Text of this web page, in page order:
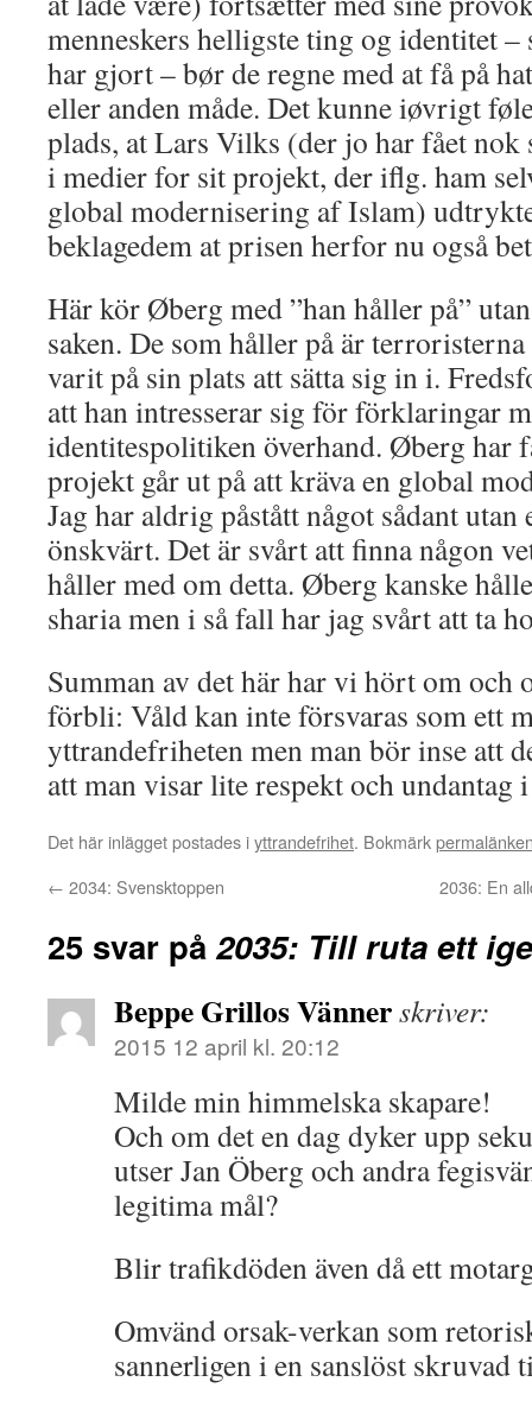
menneskers helligste ting og identitet –
har gjort – bør de regne med at få på
eller anden måde. Det kunne iøvrigt
plads, at Lars Vilks (der jo har fået nok
i medier for sit projekt, der iflg. ham
global modernisering af Islam)
beklagedem at prisen herfor nu også
Här kör Øberg med ”han håller på”
saken. De som håller på är
varit på sin plats att sätta sig in i.
att han intresserar sig för förklaringar
identitespolitiken överhand. Øberg har
projekt går ut på att kräva en global
Jag har aldrig påstått något sådant utan
önskvärt. Det är svårt att finna någon
håller med om detta. Øberg kanske
sharia men i så fall har jag svårt att ta
Summan av det här har vi hört om och
förbli: Våld kan inte försvaras som ett
yttrandefriheten men man bör inse att
att man visar lite respekt och undantag
Det här inlägget postades iyttrandefrihet. Bokmärk
← 2034: Svensktoppen 2036: En
25 svar på2035: Till ruta ett
Beppe Grillos Vännerskriver:
2015 12 april kl. 20:12
Milde min himmelska skapare!
Och om det en dag dyker upp
utser Jan Öberg och andra
legitima mål?
Blir trafikdöden även då ett
Omvänd orsak-verkan som
sannerligen i en sanslöst skruvad